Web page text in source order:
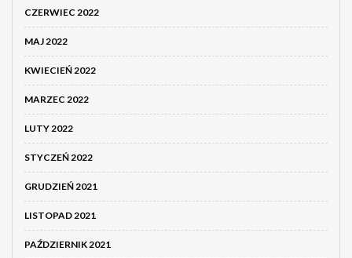
CZERWIEC 2022
MAJ 2022
KWIECIEŃ 2022
MARZEC 2022
LUTY 2022
STYCZEŃ 2022
GRUDZIEŃ 2021
LISTOPAD 2021
PAŹDZIERNIK 2021